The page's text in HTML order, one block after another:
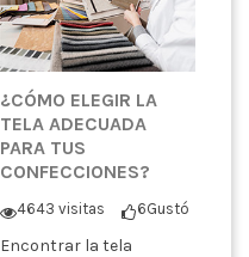
¿CÓMO ELEGIR LA
TELA ADECUADA
PARA TUS
CONFECCIONES?
4643 visitas 6Gustó
Encontrar la tela